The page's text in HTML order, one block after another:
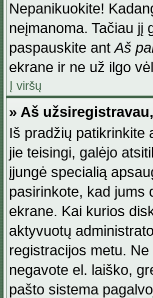
Nepanikuokite!
neįmanoma. Tačiau jį
paspauskite antAš
ekrane ir ne už ilgo
Į viršų
» Aš
Iš pradžių patikrinkite
jie teisingi, galėjo
įjungė specialią
pasirinkote, kad jums
ekrane. Kai kurios
aktyvuotų
registracijos metu.
negavote el. laiško,
pašto sistema